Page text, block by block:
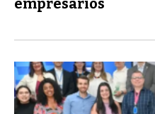
empresários